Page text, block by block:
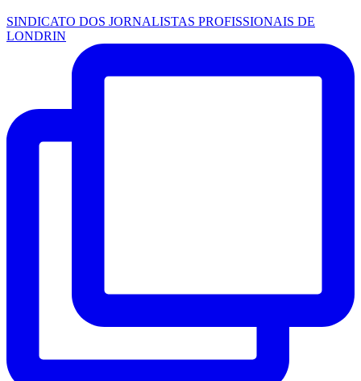
SINDICATO DOS JORNALISTAS PROFISSIONAIS DE
LONDRIN